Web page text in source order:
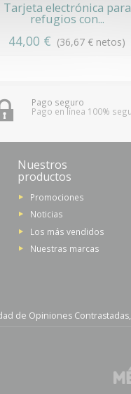
Tarjeta electrónica para
refugios con...
44,00 € (36,67 € netos)
Pago seguro
Pago en línea 100%
Nuestros
productos
Promociones
Noticias
Los más vendidos
Nuestras marcas
de Opiniones Contrastadas,